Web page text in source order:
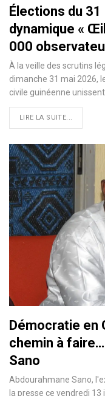
Élections du 31
dynamique «
000
À la veille des scrutins
dimanche 31 mai 2026,
civile guinéenne
LIRE LA SUITE...
Démocratie en
chemin à
Sano
Abdourahmane Sano,
la presse ce vendredi